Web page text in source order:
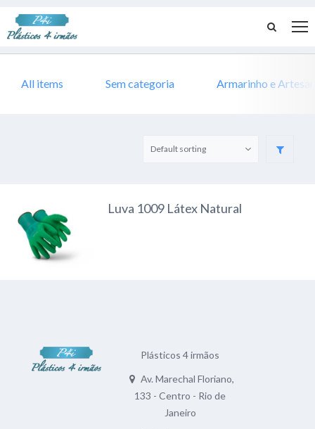
All items Sem categoria Armarinho e
Luva 1009 Látex Natural
Plásticos 4 irmãos
Av. Marechal Floriano,
133 - Centro - Rio de
Janeiro